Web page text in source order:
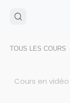
🌴Cahier de
TOUS LES COURS
Cours en